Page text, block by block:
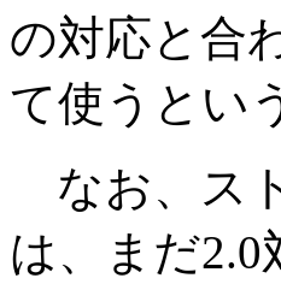
の対応と合
て使うとい
なお、ス
は、まだ